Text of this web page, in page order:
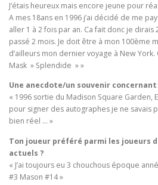
J’étais heureux mais encore jeune pour
A mes 18ans en 1996 j’ai décidé de me
aller 1 à 2 fois par an. Ca fait donc je dirais
passé 2 mois. Je doit être à mon 100ème
d’ailleurs mon dernier voyage à New York.
Mask » Splendide » »
Une anecdote/un souvenir concernant
« 1996 sortie du Madison Square Garden,
pour signer des autographes je ne savais
bien réel … »
Ton joueur préféré parmi les joueurs
actuels ?
« J’ai toujours eu 3 chouchous époque
#3 Mason #14 »